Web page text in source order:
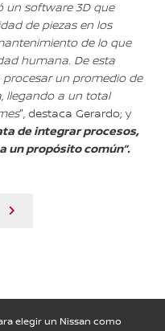
un software 3D que
de piezas en los
de lo que
humana. De esta
procesar un promedio de
llegando a un total
", destaca Gerardo; y
de integrar procesos,
un propósito común”.
elegir un Nissan como